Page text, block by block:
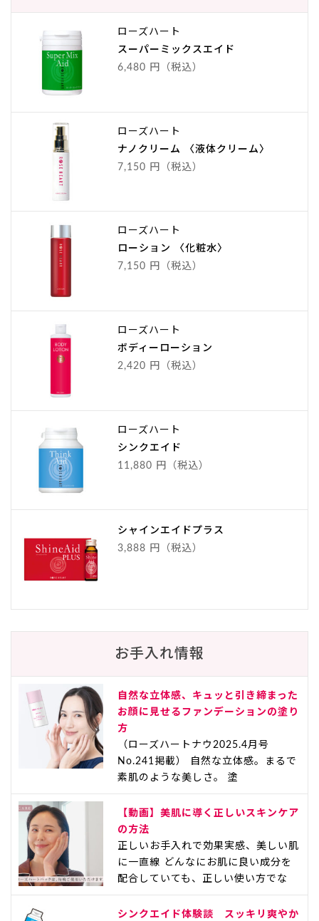
ローズハート
スーパーミックスエイド
6,480 円（税込）
ローズハート
ナノクリーム 〈液体クリーム〉
7,150 円（税込）
ローズハート
ローション 〈化粧水〉
7,150 円（税込）
ローズハート
ボディーローション
2,420 円（税込）
ローズハート
シンクエイド
11,880 円（税込）
シャインエイドプラス
3,888 円（税込）
お手入れ情報
自然な立体感、キュッと引き締まった
お顔に見せるファンデーションの塗り
方
（ローズハートナウ2025.4月号
No.241掲載） 自然な立体感。まるで
素肌のような美しさ。 塗
【動画】美肌に導く正しいスキンケア
の方法
正しいお手入れで効果実感、美しい肌
に一直線 どんなにお肌に良い成分を
配合していても、正しい使い方でな
シンクエイド体験談 スッキリ爽やか